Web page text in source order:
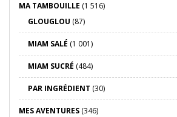
MA TAMBOUILLE (1 516)
GLOUGLOU (87)
MIAM SALÉ (1 001)
MIAM SUCRÉ (484)
PAR INGRÉDIENT (30)
MES AVENTURES (346)